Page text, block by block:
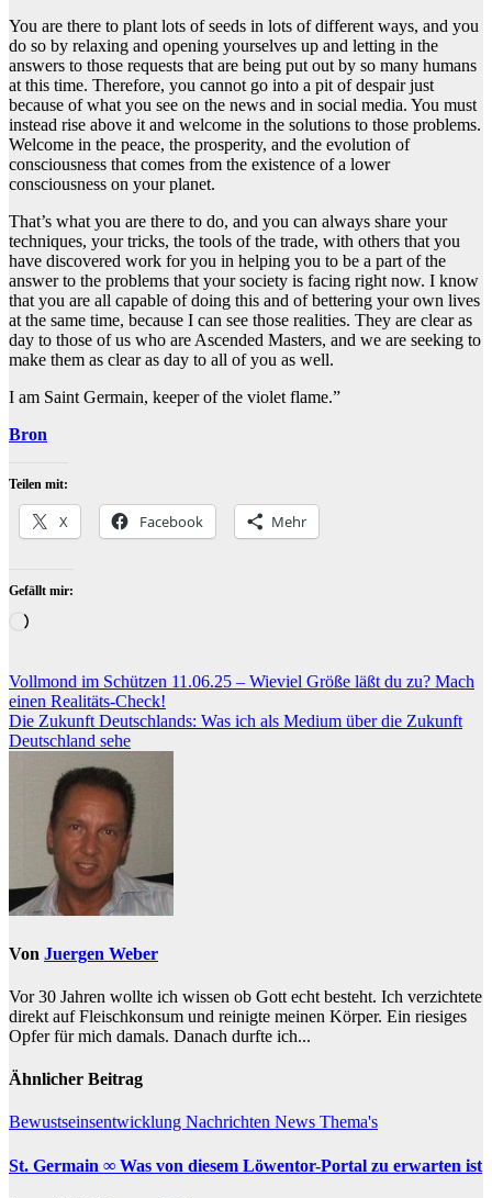
You are there to plant lots of seeds in lots of different ways, and you
do so by relaxing and opening yourselves up and letting in the
answers to those requests that are being put out by so many humans
at this time. Therefore, you cannot go into a pit of despair just
because of what you see on the news and in social media. You must
instead rise above it and welcome in the solutions to those problems.
Welcome in the peace, the prosperity, and the evolution of
consciousness that comes from the existence of a lower
consciousness on your planet.
That’s what you are there to do, and you can always share your
techniques, your tricks, the tools of the trade, with others that you
have discovered work for you in helping you to be a part of the
answer to the problems that your society is facing right now. I know
that you are all capable of doing this and of bettering your own lives
at the same time, because I can see those realities. They are clear as
day to those of us who are Ascended Masters, and we are seeking to
make them as clear as day to all of you as well.
I am Saint Germain, keeper of the violet flame.”
Bron
Teilen mit:
X Facebook Mehr
Gefällt mir:
Wird
Beitragsnavigation
Vollmond im Schützen 11.06.25 – Wieviel Größe läßt du zu? Mach
einen Realitäts-Check!
Die Zukunft Deutschlands: Was ich als Medium über die Zukunft
Deutschland sehe
Von Juergen Weber
Vor 30 Jahren wollte ich wissen ob Gott echt besteht. Ich verzichtete
direkt auf Fleischkonsum und reinigte meinen Körper. Ein riesiges
Opfer für mich damals. Danach durfte ich...
Ähnlicher Beitrag
Bewustseinsentwicklung Nachrichten News Thema's
St. Germain ∞ Was von diesem Löwentor-Portal zu erwarten ist